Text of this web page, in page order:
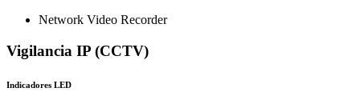
Network Video Recorder
Vigilancia IP (CCTV)
Indicadores LED